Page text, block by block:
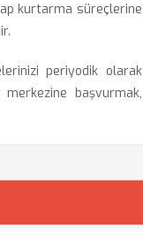
kurtarma süreçlerine
periyodik olarak
merkezine başvurmak,